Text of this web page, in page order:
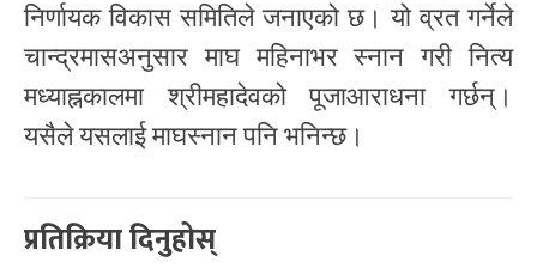
निर्णायक विकास समितिले जनाएको छ। यो व्रत गर्नेले
चान्द्रमासअनुसार माघ महिनाभर स्नान गरी नित्य
मध्याह्नकालमा श्रीमहादेवको पूजाआराधना गर्छन्।
यसैले यसलाई माघस्नान पनि भनिन्छ।
प्रतिक्रिया दिनुहोस्